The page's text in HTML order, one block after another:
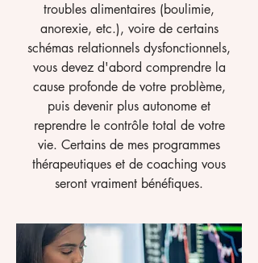
troubles alimentaires (boulimie,
anorexie, etc.), voire de certains
schémas relationnels dysfonctionnels,
vous devez d'abord comprendre la
cause profonde de votre problème,
puis devenir plus autonome et
reprendre le contrôle total de votre
vie. Certains de mes programmes
thérapeutiques et de coaching vous
seront vraiment bénéfiques.